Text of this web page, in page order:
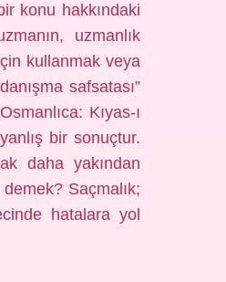
konu hakkındaki
uzmanlık
kullanmak veya
safsatası”
Kıyas-ı
bir sonuçtur.
daha yakından
Saçmalık;
hatalara yol